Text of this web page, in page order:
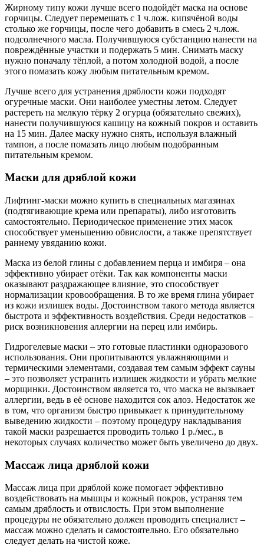
Жирному типу кожи лучше всего подойдёт маска на основе
горчицы. Следует перемешать с 1 ч.лож. кипячёной воды
столько же горчицы, после чего добавить в смесь 2 ч.лож.
подсолнечного масла. Получившуюся субстанцию нанести на
повреждённые участки и подержать 5 мин. Снимать маску
нужно поначалу тёплой, а потом холодной водой, а после
этого помазать кожу любым питательным кремом.
Лучше всего для устранения дряблости кожи подходят
огуречные маски. Они наиболее уместны летом. Следует
растереть на мелкую тёрку 2 огурца (обязательно свежих),
нанести получившуюся кашицу на кожный покров и оставить
на 15 мин. Далее маску нужно снять, используя влажный
тампон, а после помазать лицо любым подобранным
питательным кремом.
Маски для дряблой кожи
Лифтинг-маски можно купить в специальных магазинах
(подтягивающие крема или препараты), либо изготовить
самостоятельно. Периодическое применение этих масок
способствует уменьшению обвислости, а также препятствует
раннему увяданию кожи.
Маска из белой глины с добавлением перца и имбиря – она
эффективно убирает отёки. Так как компоненты маски
оказывают раздражающее влияние, это способствует
нормализации кровообращения. В то же время глина убирает
из кожи излишек воды. Достоинством такого метода является
быстрота и эффективность воздействия. Среди недостатков –
риск возникновения аллергии на перец или имбирь.
Гидрогелевые маски – это готовые пластинки одноразового
использования. Они пропитываются увлажняющими и
термическими элементами, создавая тем самым эффект сауны
– это позволяет устранить излишек жидкости и убрать мелкие
морщинки. Достоинством является то, что маска не вызывает
аллергии, ведь в её основе находится сок алоэ. Недостаток же
в том, что организм быстро привыкает к принудительному
выведению жидкости – поэтому процедуру накладывания
такой маски разрешается проводить только 1 р./мес., в
некоторых случаях количество может быть увеличено до двух.
Массаж лица дряблой кожи
Массаж лица при дряблой коже помогает эффективно
воздействовать на мышцы и кожный покров, устраняя тем
самым дряблость и отвислость. При этом выполнение
процедуры не обязательно должен проводить специалист –
массаж можно сделать и самостоятельно. Его обязательно
следует делать на чистой коже.